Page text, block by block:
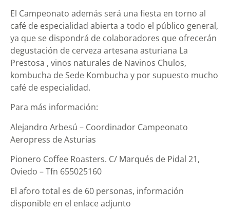
El Campeonato además será una fiesta en torno al
café de especialidad abierta a todo el público general,
ya que se dispondrá de colaboradores que ofrecerán
degustación de cerveza artesana asturiana La
Prestosa , vinos naturales de Navinos Chulos,
kombucha de Sede Kombucha y por supuesto mucho
café de especialidad.
Para más información:
Alejandro Arbesú – Coordinador Campeonato
Aeropress de Asturias
Pionero Coffee Roasters. C/ Marqués de Pidal 21,
Oviedo – Tfn 655025160
El aforo total es de 60 personas, información
disponible en el enlace adjunto